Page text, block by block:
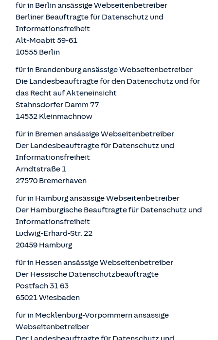
für in Berlin ansässige Webseitenbetreiber
Berliner Beauftragte für Datenschutz und
Informationsfreiheit
Alt-Moabit 59-61
10555 Berlin
für in Brandenburg ansässige Webseitenbetreiber
Die Landesbeauftragte für den Datenschutz und für
das Recht auf Akteneinsicht
Stahnsdorfer Damm 77
14532 Kleinmachnow
für in Bremen ansässige Webseitenbetreiber
Der Landesbeauftragte für Datenschutz und
Informationsfreiheit
Arndtstraße 1
27570 Bremerhaven
für in Hamburg ansässige Webseitenbetreiber
Der Hamburgische Beauftragte für Datenschutz und
Informationsfreiheit
Ludwig-Erhard-Str. 22
20459 Hamburg
für in Hessen ansässige Webseitenbetreiber
Der Hessische Datenschutzbeauftragte
Postfach 31 63
65021 Wiesbaden
für in Mecklenburg-Vorpommern ansässige
Webseitenbetreiber